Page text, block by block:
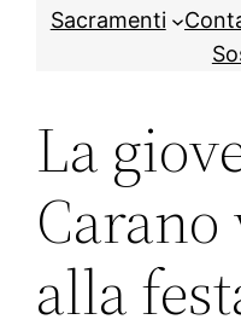
Sacramenti
La
alla